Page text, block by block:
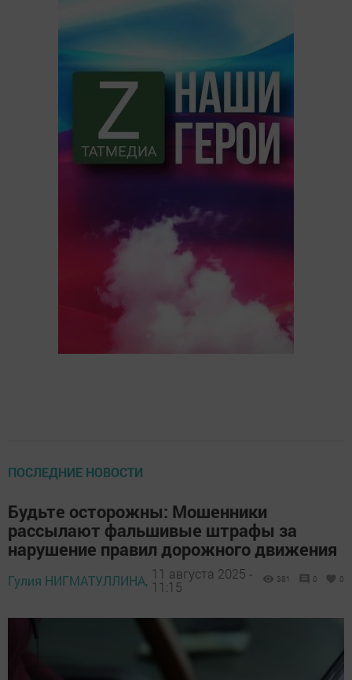
ПОСЛЕДНИЕ НОВОСТИ
Будьте осторожны: Мошенники
рассылают фальшивые штрафы за
нарушение правил дорожного движения
Гулия НИГМАТУЛЛИНА, 11 августа 2025 -
11:15
381 0 0